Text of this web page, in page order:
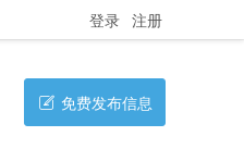
登录 注册
免费发布信息